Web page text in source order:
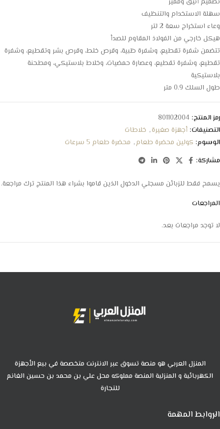
سهلة الاستخدام والتنظيف
وعاء استخراج سعة 2 لتر
هيكل خارجي من الفولاذ المقاوم للصدأ
تتضمن شفرة تقطيع، وشفرة ظبية، وقرص خلط، وقرص بشر وتقطيع، وشفرة
تقطيع، وشفرة تقطيع، وعصارة حمضيات، وخلاط بلاستيكي، ومطحنة
بلاستيكية
طول السلك 0.9 متر
رمز المنتج: 801102004
التصنيفات: أجهزة صغيرة, خلاطات
الوسوم: كولين محضرة طعام, محضرة طعام 5 سرعات
مشاركة:
المراجعات
لا توجد مراجعات بعد.
يسمح فقط للزبائن مسجلي الدخول الذين قاموا بشراء هذا المنتج ترك مراجعة.
المنزل العربي هو منصة تسوق عبر الانترنت متخصصة في بيع الأجهزة
الكهربائية و المنزلية المنصة مملوكه محل علي بن محمد بن حسين الغانم
للتجارة
الروابط المهمة